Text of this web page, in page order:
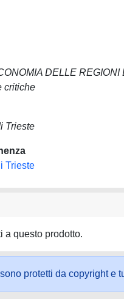
DELLE REGIONI
critiche
Trieste
Trieste
a questo prodotto.
protetti da copyright